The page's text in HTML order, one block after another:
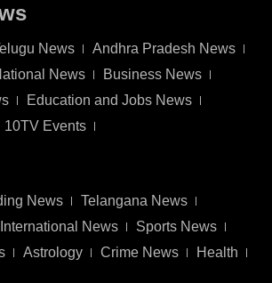
News
Andhra Pradesh News
News
Business News
Education and Jobs News
10TV Events
News
Telangana News
International News
Sports News
Astrology Crime News Health